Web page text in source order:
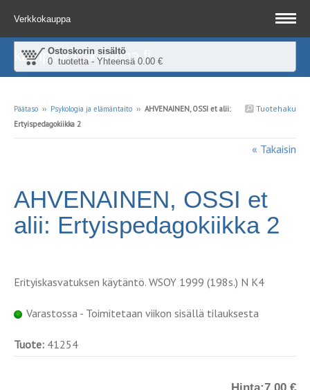
Verkkokauppa
Ostoskorin sisältö
0 tuotetta - Yhteensä 0.00 €
kampinkirjakauppa.fi
Tuotehaku
Päätaso ›› Psykologia ja elämäntaito ›› AHVENAINEN, OSSI et alii:
Ertyispedagokiikka 2
« Takaisin
AHVENAINEN, OSSI et
alii: Ertyispedagokiikka 2
Erityiskasvatuksen käytäntö. WSOY 1999 (198s.) N K4
Varastossa - Toimitetaan viikon sisällä tilauksesta
Tuote: 41254